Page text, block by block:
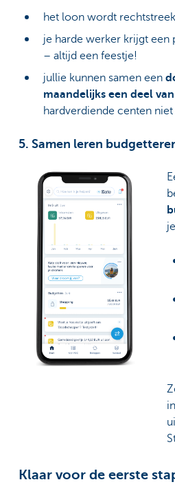
het loon wordt
je harde werker krijgt een
– altijd een feestje!
jullie kunnen samen een
maandelijks een deel
hardverdiende centen
5. Samen leren
Klaar voor de eerste